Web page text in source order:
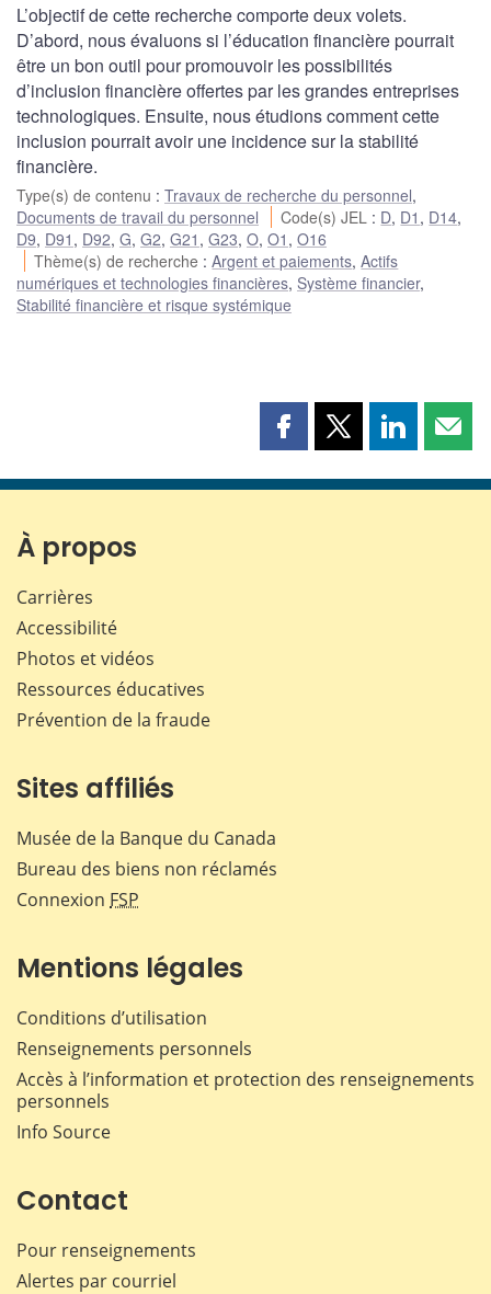
L’objectif de cette recherche comporte deux volets.
D’abord, nous évaluons si l’éducation financière pourrait
être un bon outil pour promouvoir les possibilités
d’inclusion financière offertes par les grandes entreprises
technologiques. Ensuite, nous étudions comment cette
inclusion pourrait avoir une incidence sur la stabilité
financière.
Type(s) de contenu : Travaux de recherche du personnel,
Documents de travail du personnel
Code(s) JEL : D, D1 , D14,
D9, D91 , D92, G, G2, G21 , G23, O, O1 , O16
Thème(s) de recherche :Argent et paiements,Actifs
numériques et technologies financières, Système financier,
Stabilité financière et risque systémique
Partager
page
Partager
page
Partager
page page
À propos
Carrières
Accessibilité
Photos et vidéos
Ressources éducatives
Prévention de la fraude
Sites affiliés
Musée de la Banque du Canada
Bureau des biens non réclamés
Connexion FSP
Mentions légales
Conditions d’utilisation
Renseignements personnels
Accès à l’information et protection des renseignements
personnels
Info Source
Contact
Pour renseignements
Alertes par courriel